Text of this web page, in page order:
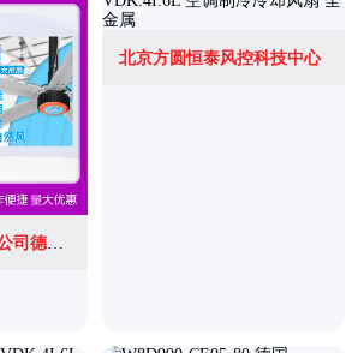
广东肇庆德通有限公司德庆分公司
北京方圆恒泰风控科技中心